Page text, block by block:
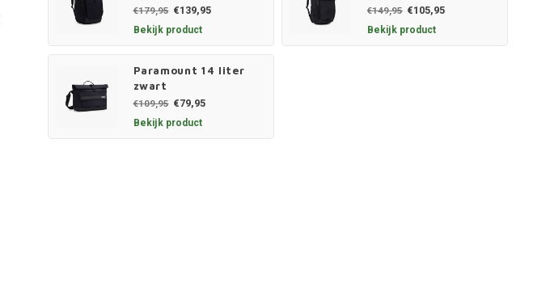
€179,95 €139,95
Bekijk product
€149,95 €105,95
Bekijk product
Paramount 14 liter
zwart
€109,95 €79,95
Bekijk product